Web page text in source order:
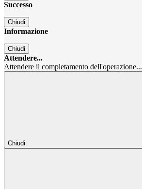
Successo
Chiudi
Informazione
Chiudi
Attendere...
Attendere il completamento dell'operazione...
Chiudi